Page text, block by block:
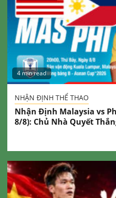
4 min read
NHẬN ĐỊNH THỂ THAO
Nhận Định Malaysia vs
8/8): Chủ Nhà Quyết